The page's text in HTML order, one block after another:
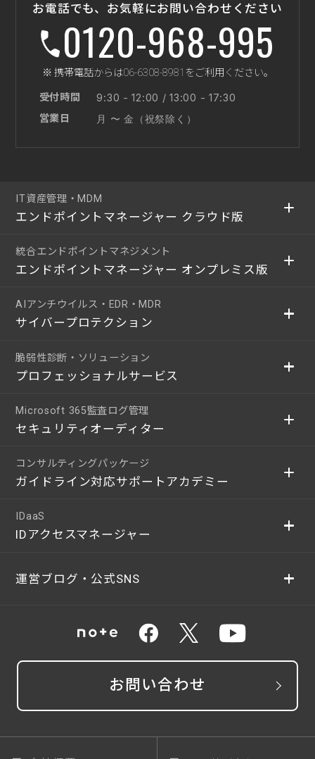
お電話でも、お気軽にお問い合わせください
0120-968-995
※ 携帯電話からは06-6308-8981をご利用ください。
受付時間 9:30 - 12:00 / 13:00 - 17:30
営業日 月 〜 金（祝祭除く）
IT資産管理・MDM
エンドポイントマネージャー クラウド版
統合エンドポイントマネジメント
エンドポイントマネージャー オンプレミス版
AIアンチウイルス・EDR・MDR
サイバープロテクション
脆弱性診断・ソリューション
プロフェッショナルサービス
Microsoft 365監査ログ管理
セキュリティオーディター
コンサルティングパッケージ
ガイドライン対応サポートアカデミー
IDaaS
IDアクセスマネージャー
運営ブログ・公式SNS
お問い合わせ